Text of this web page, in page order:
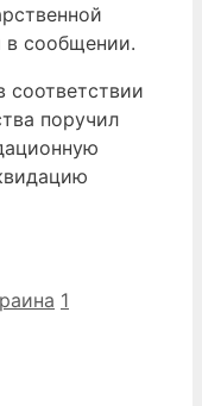
в сообщении.
соответствии
поручил
1